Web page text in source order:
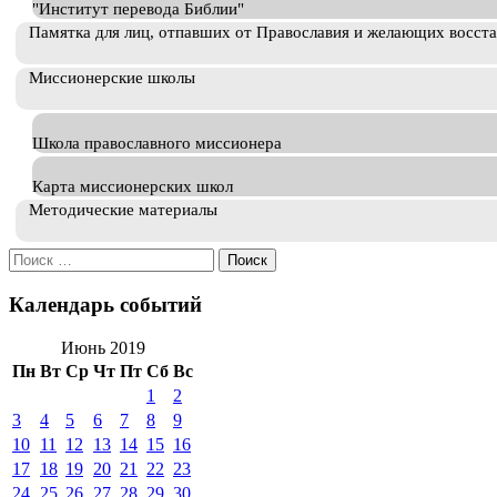
"Институт перевода Библии"
Памятка для лиц, отпавших от Православия и желающих
Миссионерские школы
Школа православного миссионера
Карта миссионерских школ
Методические материалы
Искать:
Календарь событий
Июнь 2019
Пн Вт Ср Чт Пт Сб Вс
1
2
3
4 5 6 7 8
9
10 11 12 13 14 15 16
17 18 19 20 21 22 23
24 25 26 27 28 29 30